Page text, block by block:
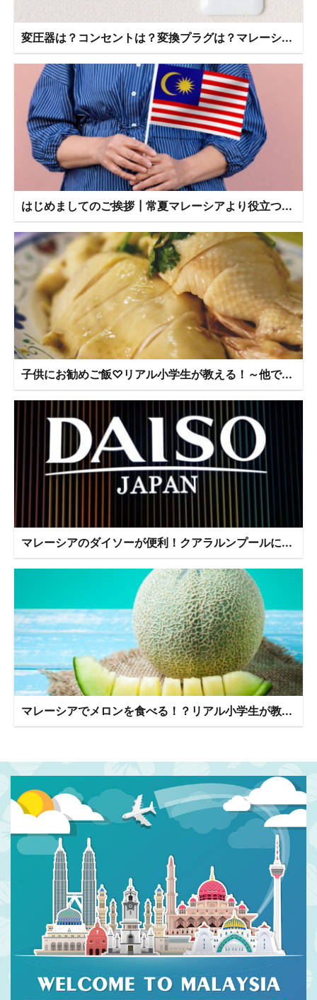
変圧器は？コンセントは？変換プラグは？マレーシ...
はじめましてのご挨拶┃常夏マレーシアより役立つ...
子供にお勧めご飯♡リアル小学生が教える！～他で...
マレーシアのダイソーが便利！クアラルンプールに...
マレーシアでメロンを食べる！？リアル小学生が教...